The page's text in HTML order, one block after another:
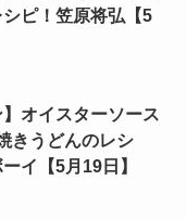
ピ！笠原将弘【5
】オイスターソース
きうどんのレシ
イ【5月19日】